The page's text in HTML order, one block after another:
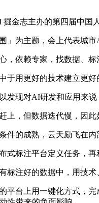
志主办的第四届中国
为主题，会上代表城市
依赖专家，找数据、标
用更好的技术建立更好
现对AI研发和应用来说
，但数据迭代慢，因此
的成熟，云天励飞在内
标注平台定义任务，再
注好的数据中，用技术
台上用一键化方式，完